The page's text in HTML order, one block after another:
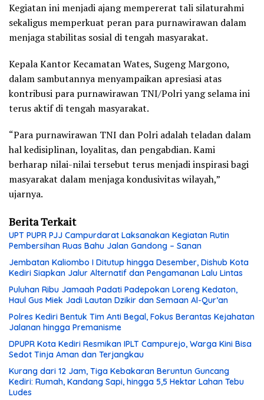
Kegiatan ini menjadi ajang mempererat tali silaturahmi
sekaligus memperkuat peran para purnawirawan dalam
menjaga stabilitas sosial di tengah masyarakat.
Kepala Kantor Kecamatan Wates, Sugeng Margono,
dalam sambutannya menyampaikan apresiasi atas
kontribusi para purnawirawan TNI/Polri yang selama ini
terus aktif di tengah masyarakat.
“Para purnawirawan TNI dan Polri adalah teladan dalam
hal kedisiplinan, loyalitas, dan pengabdian. Kami
berharap nilai-nilai tersebut terus menjadi inspirasi bagi
masyarakat dalam menjaga kondusivitas wilayah,”
ujarnya.
Berita Terkait
UPT PUPR PJJ Campurdarat Laksanakan Kegiatan Rutin
Pembersihan Ruas Bahu Jalan Gandong – Sanan
Jembatan Kaliombo I Ditutup hingga Desember, Dishub Kota
Kediri Siapkan Jalur Alternatif dan Pengamanan Lalu Lintas
Puluhan Ribu Jamaah Padati Padepokan Loreng Kedaton,
Haul Gus Miek Jadi Lautan Dzikir dan Semaan Al-Qur’an
Polres Kediri Bentuk Tim Anti Begal, Fokus Berantas Kejahatan
Jalanan hingga Premanisme
DPUPR Kota Kediri Resmikan IPLT Campurejo, Warga Kini Bisa
Sedot Tinja Aman dan Terjangkau
Kurang dari 12 Jam, Tiga Kebakaran Beruntun Guncang
Kediri: Rumah, Kandang Sapi, hingga 5,5 Hektar Lahan Tebu
Ludes